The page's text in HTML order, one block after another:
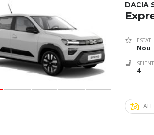
DACIA
ESTAT
Nou
4